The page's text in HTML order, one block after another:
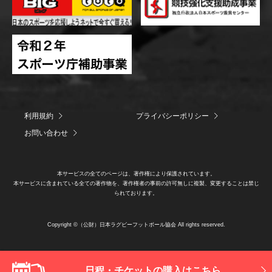
利用規約
プライバシーポリシー
お問い合わせ
本サービスの全てのページは、著作権により保護されています。
本サービスに含まれている全ての著作物を、著作権者の事前の許可無しに複製、変更することは禁じ
られております。
Copyright ©（公財）日本ラグビーフットボール協会 All rights reserved.